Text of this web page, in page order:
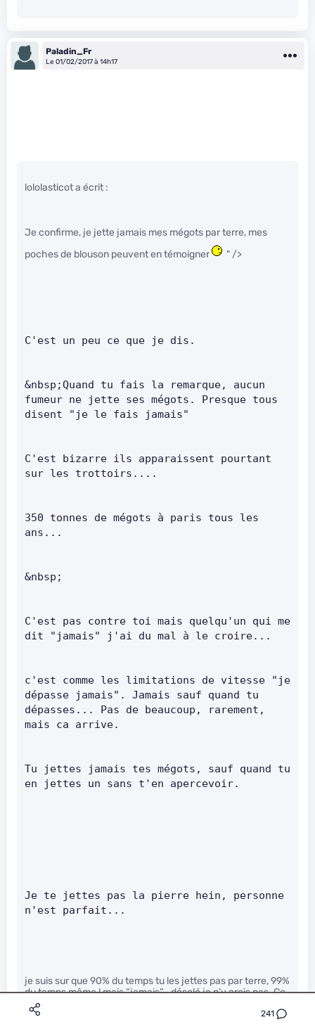
241
Paladin_Fr
Le 01/02/2017 à 14h17
lololasticot a écrit :
Je confirme, je jette jamais mes mégots par terre, mes
poches de blouson peuvent en témoigner
" />
C'est un peu ce que je dis.
&nbsp;Quand tu fais la remarque, aucun
fumeur ne jette ses mégots. Presque tous
disent "je le fais jamais"
C'est bizarre ils apparaissent pourtant
sur les trottoirs....
350 tonnes de mégots à paris tous les
ans...
&nbsp;
C'est pas contre toi mais quelqu'un qui me
c'est comme les limitations de vitesse "je
dépasse jamais". Jamais sauf quand tu
dépasses... Pas de beaucoup, rarement,
mais ca arrive.
Tu jettes jamais tes mégots, sauf quand tu
en jettes un sans t'en apercevoir.
Je te jettes pas la pierre hein, personne
n'est parfait...
je suis sur que 90% du temps tu les jettes pas par terre, 99%
du temps même ! mais “jamais”… désolé je n’y crois pas. Ce
serait vrai à chaque fois on aurait quasiment jamais de
mégot par terre dans les rues.